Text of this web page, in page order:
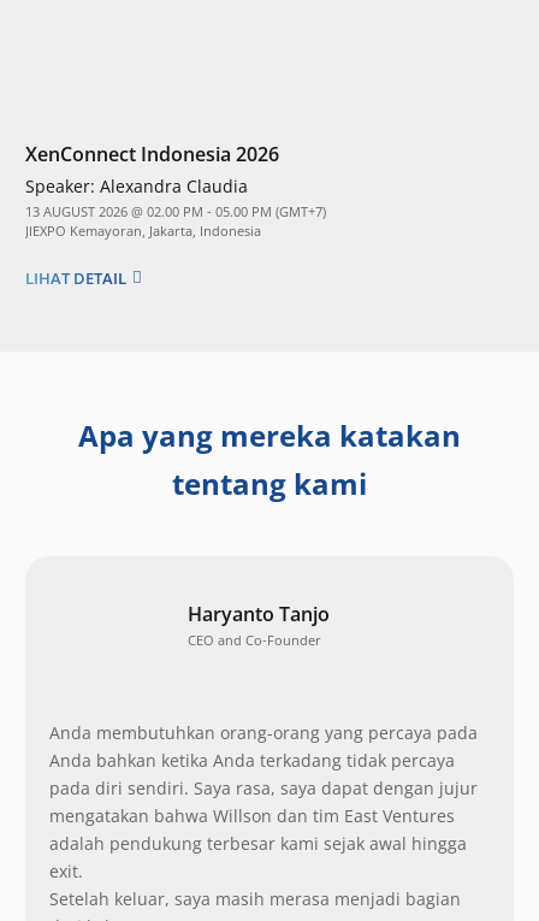
XenConnect Indonesia 2026
Speaker: Alexandra Claudia
13 AUGUST 2026 @ 02.00 PM - 05.00 PM (GMT+7)
JIEXPO Kemayoran, Jakarta, Indonesia
LIHAT DETAIL
Apa yang mereka katakan
tentang kami
Haryanto Tanjo
CEO and Co-Founder
Anda membutuhkan orang-orang yang percaya pada
Anda bahkan ketika Anda terkadang tidak percaya
pada diri sendiri. Saya rasa, saya dapat dengan jujur
mengatakan bahwa Willson dan tim East Ventures
adalah pendukung terbesar kami sejak awal hingga
exit.
Setelah keluar, saya masih merasa menjadi bagian